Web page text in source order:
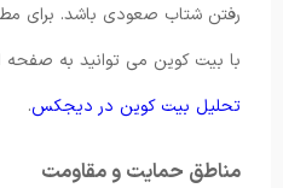
رفتن شتاب صعودی باشد. برای
با بیت کوین می توانید به صفحه
تحلیل بیت کوین در دیجکس.
مناطق حمایت و مقاومت